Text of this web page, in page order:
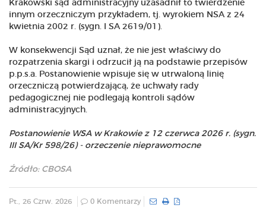
Krakowski sąd administracyjny uzasadnił to twierdzenie
innym orzeczniczym przykładem, tj. wyrokiem NSA z 24
kwietnia 2002 r. (sygn. I SA 2619/01).
W konsekwencji Sąd uznał, że nie jest właściwy do
rozpatrzenia skargi i odrzucił ją na podstawie przepisów
p.p.s.a. Postanowienie wpisuje się w utrwaloną linię
orzeczniczą potwierdzającą, że uchwały rady
pedagogicznej nie podlegają kontroli sądów
administracyjnych.
Postanowienie WSA w Krakowie z 12 czerwca 2026 r. (sygn.
III SA/Kr 598/26) - orzeczenie nieprawomocne
Źródło: CBOSA
Pt., 26 Czrw. 2026 0 Komentarzy